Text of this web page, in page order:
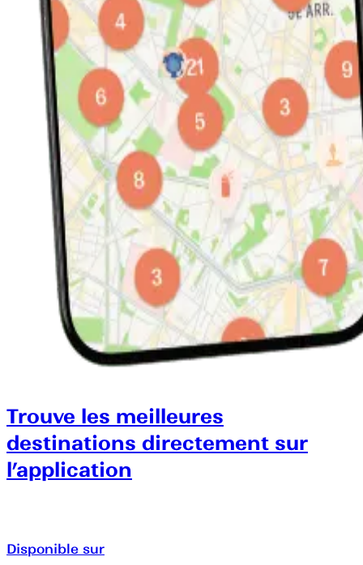
Trouve les meilleures
destinations directement sur
l’application
Disponible sur